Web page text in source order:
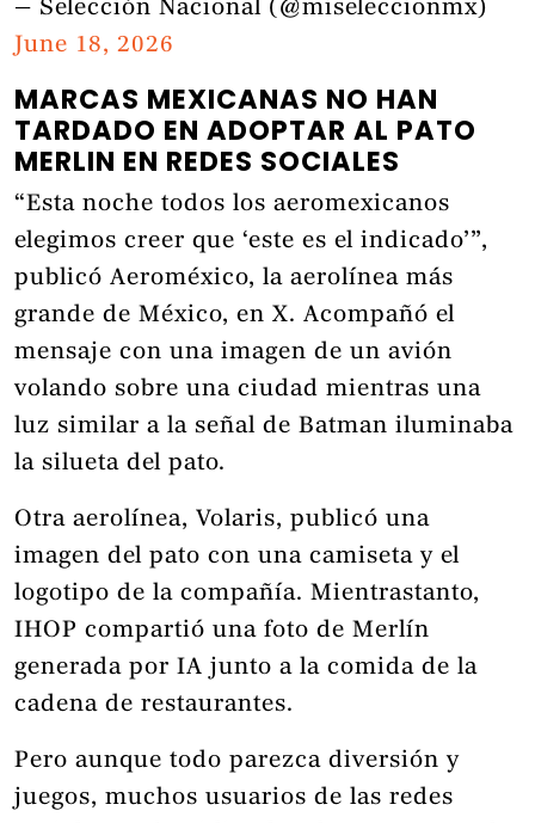
— Selección Nacional (@miseleccionmx)
June 18, 2026
MARCAS MEXICANAS NO HAN
TARDADO EN ADOPTAR AL PATO
MERLIN EN REDES SOCIALES
“Esta noche todos los aeromexicanos
elegimos creer que ‘este es el indicado’”,
publicó Aeroméxico, la aerolínea más
grande de México, en X. Acompañó el
mensaje con una imagen de un avión
volando sobre una ciudad mientras una
luz similar a la señal de Batman iluminaba
la silueta del pato.
Otra aerolínea, Volaris, publicó una
imagen del pato con una camiseta y el
logotipo de la compañía. Mientrastanto,
IHOP compartió una foto de Merlín
generada por IA junto a la comida de la
cadena de restaurantes.
Pero aunque todo parezca diversión y
juegos, muchos usuarios de las redes